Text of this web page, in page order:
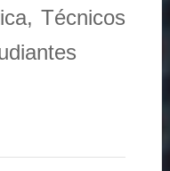
Técnicos